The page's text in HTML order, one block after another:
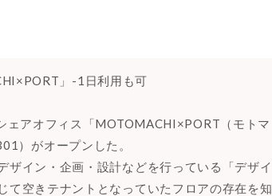
」-1日利用も可
アオフィス「MOTOMACHI×PORT（モトマ
）がオープンした。
イン・企画・設計などを行っている「デザイ
て空きテナントとなっていたフロアの存在を知